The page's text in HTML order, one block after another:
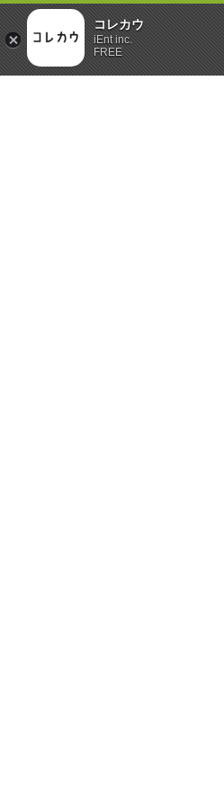
コレカウ
iEnt inc.
FREE